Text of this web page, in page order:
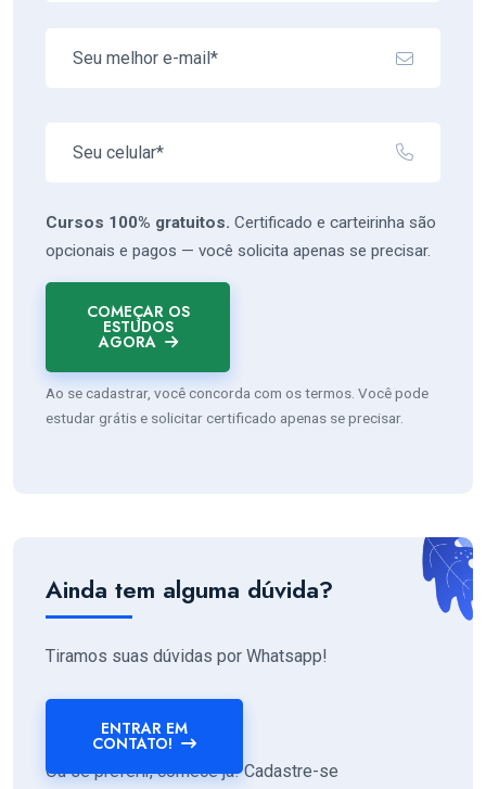
Cursos 100% gratuitos. Certificado e carteirinha são
opcionais e pagos — você solicita apenas se precisar.
COMEÇAR OS
ESTUDOS
AGORA
Ao se cadastrar, você concorda com os termos. Você pode
estudar grátis e solicitar certificado apenas se precisar.
Ainda tem alguma dúvida?
Tiramos suas dúvidas por Whatsapp!
ENTRAR EM
CONTATO!
Ou se preferir, comece já! Cadastre-se